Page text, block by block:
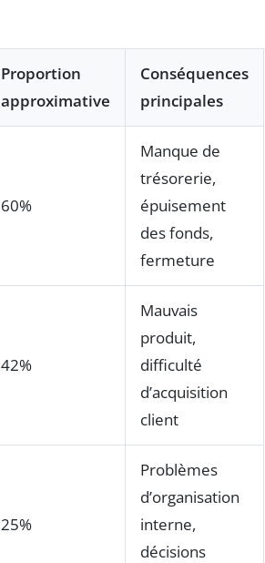
Proportion
approximative
Conséquences
principales
60%
Manque de
trésorerie,
épuisement
des fonds,
fermeture
42%
Mauvais
produit,
difficulté
d’acquisition
client
25%
Problèmes
d’organisation
interne,
décisions